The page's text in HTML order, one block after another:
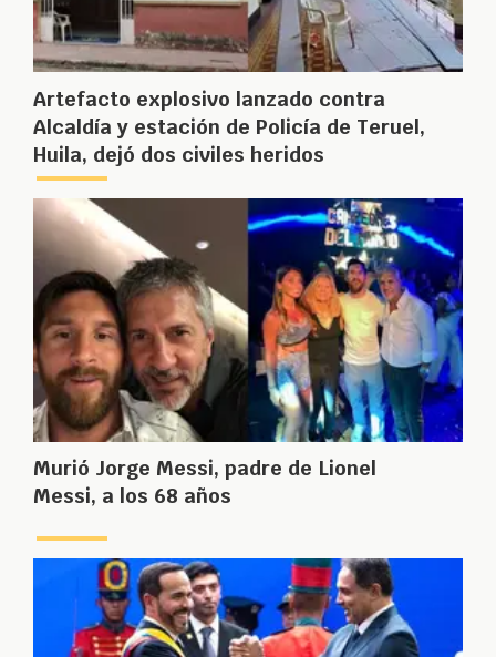
Artefacto explosivo lanzado contra
Alcaldía y estación de Policía de Teruel,
Huila, dejó dos civiles heridos
Murió Jorge Messi, padre de Lionel
Messi, a los 68 años